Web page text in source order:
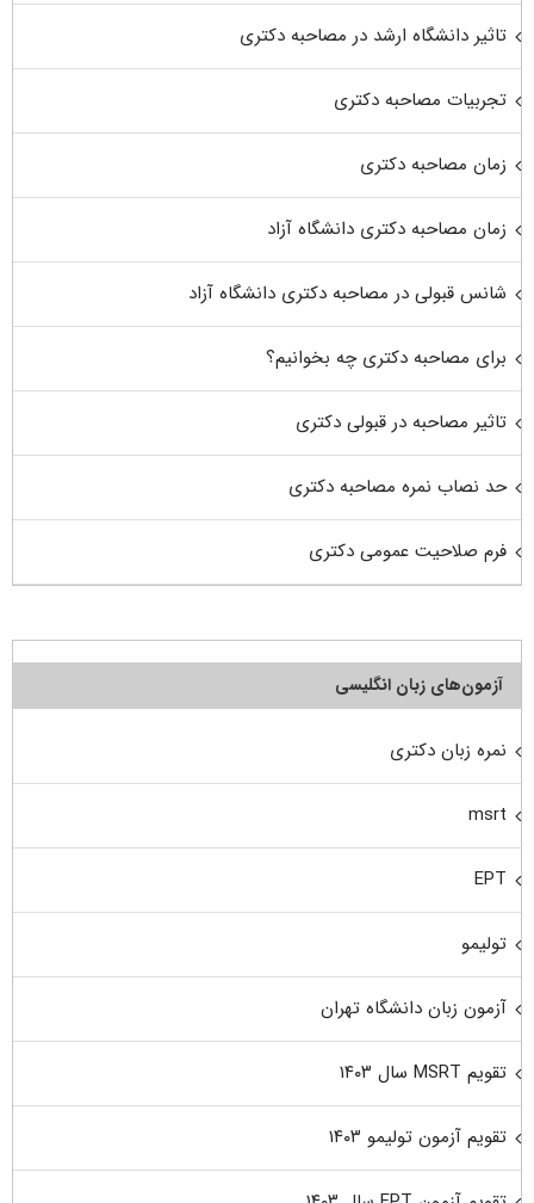
تاثیر دانشگاه ارشد در مصاحبه دکتری
تجربیات مصاحبه دکتری
زمان مصاحبه دکتری
زمان مصاحبه دکتری دانشگاه آزاد
شانس قبولی در مصاحبه دکتری دانشگاه آزاد
برای مصاحبه دکتری چه بخوانیم؟
تاثیر مصاحبه در قبولی دکتری
حد نصاب نمره مصاحبه دکتری
فرم صلاحیت عمومی دکتری
آزمون‌های زبان انگلیسی
نمره زبان دکتری
msrt
EPT
تولیمو
آزمون زبان دانشگاه تهران
تقویم MSRT سال ۱۴۰۳
تقویم آزمون تولیمو ۱۴۰۳